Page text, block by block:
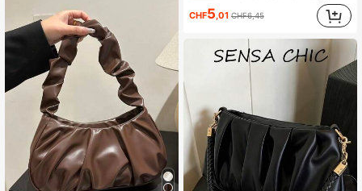
CHF5 ,01 CHF6,45